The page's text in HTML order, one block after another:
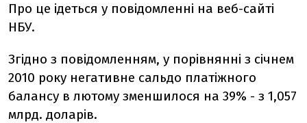
Про це ідеться у повідомленні на веб-сайті
НБУ.
Згідно з повідомленням, у порівнянні з січнем
2010 року негативне сальдо платіжного
балансу в лютому зменшилося на 39% - з 1,057
млрд. доларів.